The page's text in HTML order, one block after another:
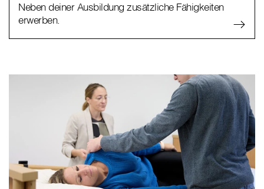
Neben deiner Ausbildung zusätzliche Fähigkeiten
erwerben.